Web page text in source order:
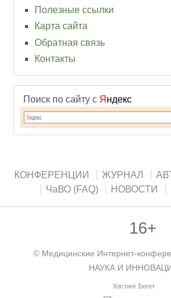
Полезные ссылки
Карта сайта
Обратная связь
Контакты
Поиск по сайту с Я ндекс
КОНФЕРЕНЦИИ ЖУРНАЛ
ЧаВО (FAQ)
НОВОСТИ
16+
© Медицинские Интернет-
НАУКА И
Хостинг Бегет